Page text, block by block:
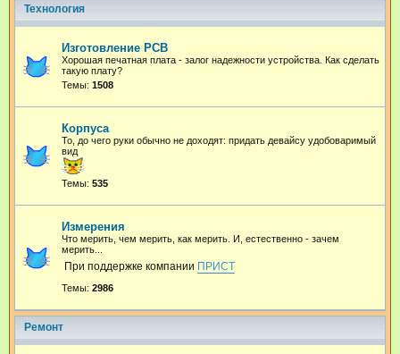
Технология
Изготовление PCB
Хорошая печатная плата - залог надежности устройства. Как сделать
такую плату?
Темы: 1508
Корпуса
То, до чего руки обычно не доходят: придать девайсу удобоваримый
вид
Темы: 535
Измерения
Что мерить, чем мерить, как мерить. И, естественно - зачем
мерить...
При поддержке компании ПРИСТ
Темы: 2986
Ремонт